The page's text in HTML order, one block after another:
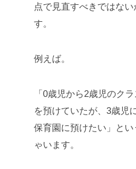
点で見直すべきではな
す。
例えば。
「0歳児から2歳児のク
を預けていたが、3歳児
保育園に預けたい」と
ゃいます。